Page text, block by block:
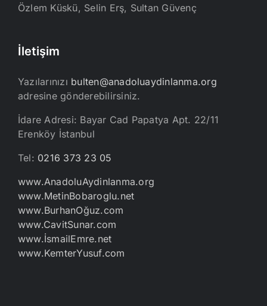
Özlem Küskü, Selin Erş, Sultan Güvenç
İletişim
Yazılarınızı bulten@anadoluaydinlanma.org
adresine gönderebilirsiniz.
İdare Adresi: Bayar Cad Papatya Apt. 22/11
Erenköy İstanbul
Tel: 0216 373 23 05
www.AnadoluAydinlanma.org
www.MetinBobaroglu.net
www.BurhanOğuz.com
www.CavitSunar.com
www.İsmailEmre.net
www.KemterYusuf.com